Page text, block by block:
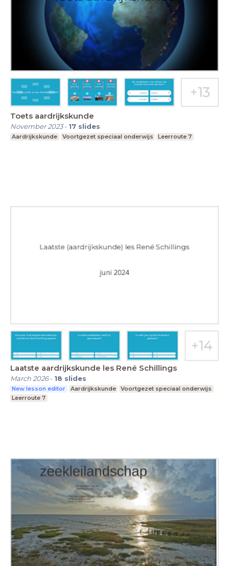
Toets aardrijkskunde
November 2023- 17 slides
Aardrijkskunde Voortgezet speciaal onderwijs Leerroute 7
Laatste aardrijkskunde les René Schillings
March 2026- 18 slides
New lesson editor Aardrijkskunde
Voortgezet speciaal onderwijs
Leerroute 7